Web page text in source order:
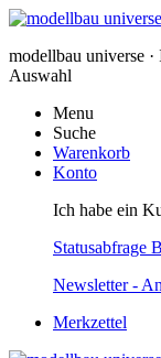
modellbau universe
Auswahl
Menu
Suche
Warenkorb
Konto
Ich habe ein
Statusabfrage
Newsletter -
Merkzettel